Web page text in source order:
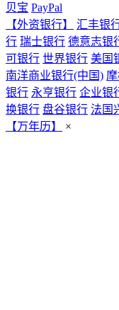
贝宝 PayPal
【外资银行】
汇丰银
行 瑞士银行 德意志银
可银行 世界银行 美国
南洋商业银行(中国)
银行 永亨银行 企业银
换银行 盘谷银行 法国
【万年历】
×